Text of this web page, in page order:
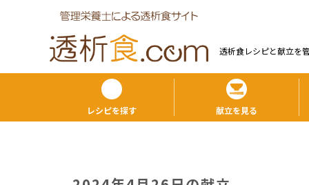
透析食レシピと献⽴を
レシピを探す 献立を見る